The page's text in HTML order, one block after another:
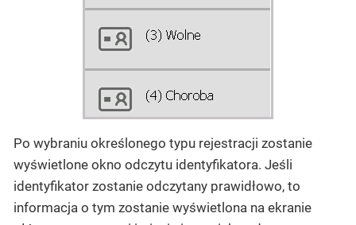
Po wybraniu określonego typu rejestracji zostanie
wyświetlone okno odczytu identyfikatora. Jeśli
identyfikator zostanie odczytany prawidłowo, to
informacja o tym zostanie wyświetlona na ekranie